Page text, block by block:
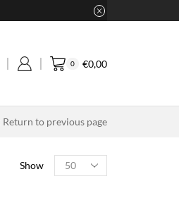
0 €0,00
Return to previous page
Show
Products
per